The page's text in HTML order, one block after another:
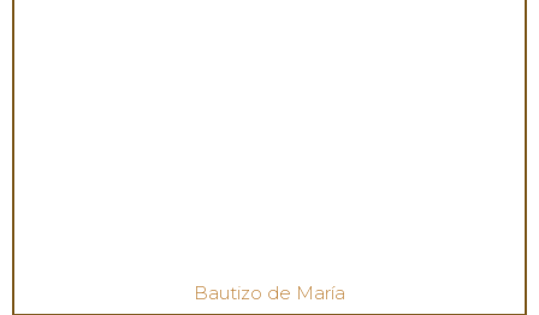
Bautizo de María